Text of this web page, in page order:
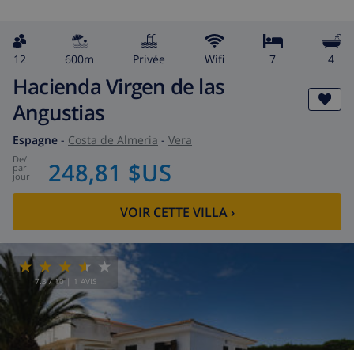
12 600m privée wifi 7 4
Hacienda Virgen de las
Angustias
Espagne - Costa de Almeria - Vera
de/
par
jour 248,81 $US
VOIR CETTE VILLA›
7.3/ 10 | 1 AVIS